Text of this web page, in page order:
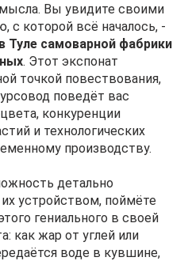
Вы увидите своими
с которой всё началось, -
Туле самоварной фабрики
. Этот экспонат
точкой повествования,
поведёт вас
конкуренции
и технологических
производству.
детально
устройством, поймёте
гениального в своей
как жар от углей или
воде в кувшине,